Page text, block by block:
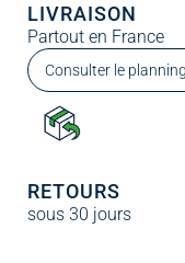
LIVRAISON
Partout en France
Consulter le
RETOURS
sous 30 jours